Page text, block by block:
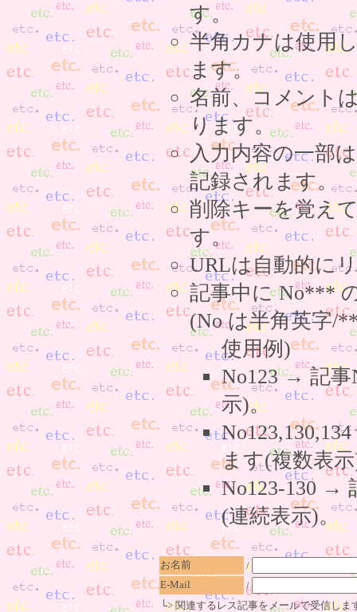
す。
半角カナは使用
ます。
名前、コメント
ります。
入力内容の一部
記録されます。
削除キーを覚え
す。
URLは自動的に
記事中に No***
(No は半角英字/
使用例)
No123 → 記事
示)。
ます(複数表
No123-130 →
(連続表示)。
お名前
/
E-Mail
/
└> 関連するレス記事をメールで受信しま